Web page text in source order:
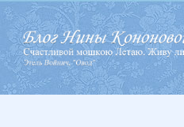
П
е
р
е
й